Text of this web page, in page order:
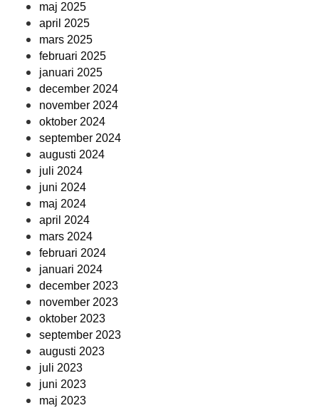
maj 2025
april 2025
mars 2025
februari 2025
januari 2025
december 2024
november 2024
oktober 2024
september 2024
augusti 2024
juli 2024
juni 2024
maj 2024
april 2024
mars 2024
februari 2024
januari 2024
december 2023
november 2023
oktober 2023
september 2023
augusti 2023
juli 2023
juni 2023
maj 2023